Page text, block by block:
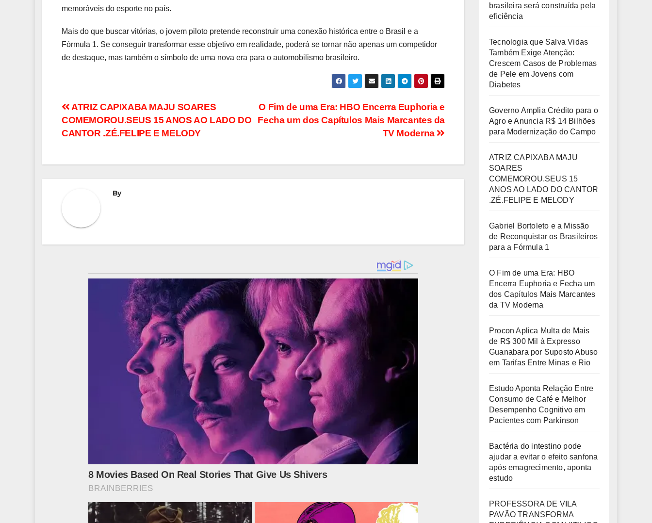
memoráveis do esporte no país.
Mais do que buscar vitórias, o jovem piloto pretende reconstruir uma conexão histórica entre o Brasil e a
Fórmula 1. Se conseguir transformar esse objetivo em realidade, poderá se tornar não apenas um competidor
de destaque, mas também o símbolo de uma nova era para o automobilismo brasileiro.
Navegação
de
O Fim de uma Era: HBO Encerra Euphoria e
Fecha um dos Capítulos Mais Marcantes da
TV Moderna
ATRIZ CAPIXABA MAJU SOARES
COMEMOROU.SEUS 15 ANOS AO LADO DO
CANTOR .ZÉ.FELIPE E MELODY
By
brasileira será construída pela
eficiência
Tecnologia que Salva Vidas
Também Exige Atenção:
Crescem Casos de Problemas
de Pele em Jovens com
Diabetes
Governo Amplia Crédito para o
Agro e Anuncia R$ 14 Bilhões
para Modernização do Campo
ATRIZ CAPIXABA MAJU
SOARES
COMEMOROU.SEUS 15
ANOS AO LADO DO CANTOR
.ZÉ.FELIPE E MELODY
Gabriel Bortoleto e a Missão
de Reconquistar os Brasileiros
para a Fórmula 1
O Fim de uma Era: HBO
Encerra Euphoria e Fecha um
dos Capítulos Mais Marcantes
da TV Moderna
Procon Aplica Multa de Mais
de R$ 300 Mil à Expresso
Guanabara por Suposto Abuso
em Tarifas Entre Minas e Rio
Estudo Aponta Relação Entre
Consumo de Café e Melhor
Desempenho Cognitivo em
Pacientes com Parkinson
Bactéria do intestino pode
ajudar a evitar o efeito sanfona
após emagrecimento, aponta
estudo
PROFESSORA DE VILA
PAVÃO TRANSFORMA